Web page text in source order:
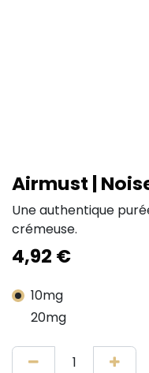
Airmust |
Une authentique
crémeuse.
4,92 €
10mg
20mg